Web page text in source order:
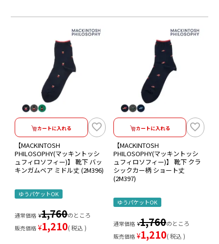
カートに入れる
【MACKINTOSH
PHILOSOPHY(マッキントッシ
ュフィロソフィー)】 靴下 バッ
キンガムベア ミドル丈 (2M396)
ゆうパケットOK
通常価格 ¥1,760のところ
販売価格 ¥1,210 税込
カートに入れる
【MACKINTOSH
PHILOSOPHY(マッキントッシ
ュフィロソフィー)】 靴下 クラ
シックカー柄 ショート丈
(2M397)
ゆうパケットOK
通常価格 ¥1,760のところ
販売価格 ¥1,210 税込